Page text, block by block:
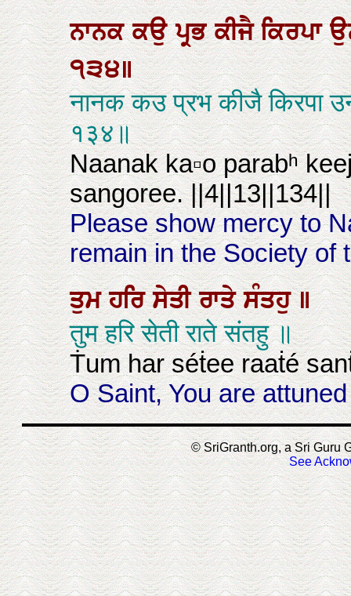
ਨਾਨਕਕਉਪ੍ਰਭਕੀਜੈਕਿਰਪਾ
੧੩੪॥
नानक कउ प्रभ कीजै किरपा
१३४॥
Naanak ka▫o parabʰ
sangoree. ||4||13||134||
Please show mercy to
remain in the Society of
ਤੁਮਹਰਿਸੇਤੀਰਾਤੇਸੰਤਹੁ॥
तुम हरि सेती राते संतहु ॥
Ṫum har séṫee raaṫé
O Saint, You are
© SriGranth.org, a Sri Guru
See